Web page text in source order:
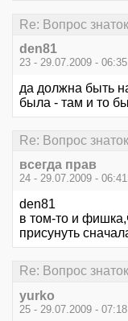
Re: Вопрос
den81
23 - 29.07.2009 - 06:35
да должна быть
была - там и то
Re: Вопрос
всегда прав
24 - 29.07.2009 - 06:41
den81
в том-то и
присунуть
Re: Вопрос
yurko
25 - 29.07.2009 - 07:18